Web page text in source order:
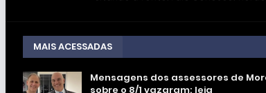
MAIS ACESSADAS
Mensagens dos assessores de
sobre o 8/1 vazaram; leia